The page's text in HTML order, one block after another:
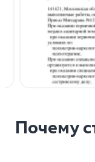
Почему